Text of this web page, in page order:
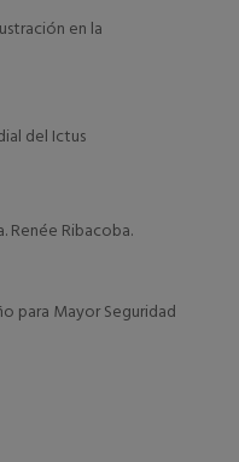
en la
del Ictus
Renée Ribacoba.
para Mayor Seguridad